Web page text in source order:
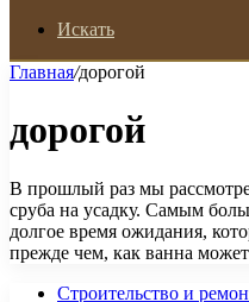
Искать
Главная/дорогой
дорогой
В прошлый раз мы
сруба на усадку. Самым
долгое время ожидания,
прежде чем, как ванна
Строительство и